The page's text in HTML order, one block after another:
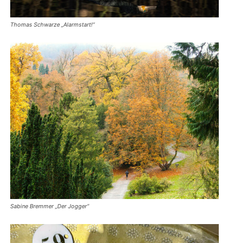
Thomas Schwarze „Alarmstart!“
Sabine Bremmer „Der Jogger“